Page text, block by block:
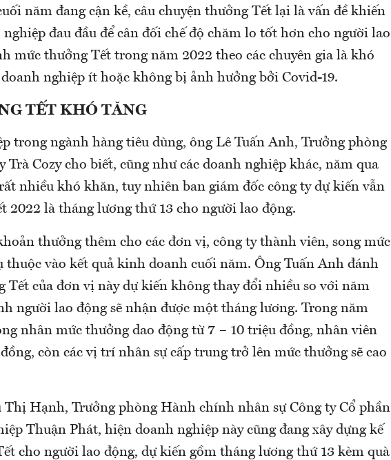
năm đang cận kề, câu chuyện thưởng Tết lại là vấn đề khiến
đau đầu để cân đối chế độ chăm lo tốt hơn cho người lao
mức thưởng Tết trong năm 2022 theo các chuyên gia là khó
nghiệp ít hoặc không bị ảnh hưởng bởi Covid-19.
TẾT KHÓ TĂNG
trong ngành hàng tiêu dùng, ông Lê Tuấn Anh, Trưởng phòng
Trà Cozy cho biết, cũng như các doanh nghiệp khác, năm qua
nhiều khó khăn, tuy nhiên ban giám đốc công ty dự kiến vẫn
2022 là tháng lương thứ 13 cho người lao động.
thưởng thêm cho các đơn vị, công ty thành viên, song mức
thuộc vào kết quả kinh doanh cuối năm. Ông Tuấn Anh đánh
Tết của đơn vị này dự kiến không thay đổi nhiều so với năm
người lao động sẽ nhận được một tháng lương. Trong năm
nhân mức thưởng dao động từ 7 – 10 triệu đồng, nhân viên
còn các vị trí nhân sự cấp trung trở lên mức thưởng sẽ cao
Thị Hạnh, Trưởng phòng Hành chính nhân sự Công ty Cổ phần
Thuận Phát, hiện doanh nghiệp này cũng đang xây dựng kế
cho người lao động, dự kiến gồm tháng lương thứ 13 kèm quà